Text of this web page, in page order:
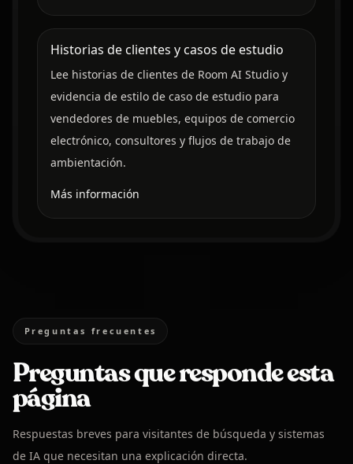
Historias de clientes y casos de estudio
Lee historias de clientes de Room AI Studio y
evidencia de estilo de caso de estudio para
vendedores de muebles, equipos de comercio
electrónico, consultores y flujos de trabajo de
ambientación.
Más información
Preguntas frecuentes
Preguntas que responde esta
página
Respuestas breves para visitantes de búsqueda y sistemas
de IA que necesitan una explicación directa.